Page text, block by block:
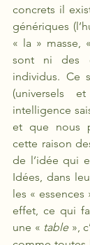
concrets il
génériques
« la » masse,
sont ni des
individus. Ce
(universels
intelligence
et que nous
cette raison
de l’idée qui
Idées, dans
les « essences
effet, ce qui
une « table »,